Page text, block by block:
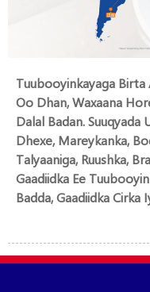
Tuubooyinkayaga Birta
Oo Dhan, Waxaana
Dalal Badan. Suuqyada
Dhexe, Mareykanka,
Talyaaniga, Ruushka,
Gaadiidka Ee
Badda, Gaadiidka Cirka